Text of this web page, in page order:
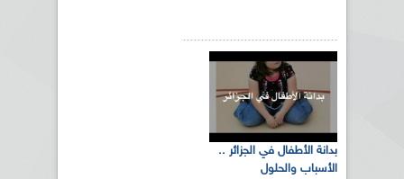
بدانة الأطفال في الجزائر ..
الأسباب والحلول